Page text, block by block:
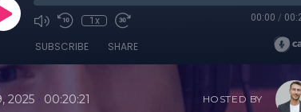
1x 00:00 /
SUBSCRIBE SHARE
2025 • 00:20:21 HOSTED BY